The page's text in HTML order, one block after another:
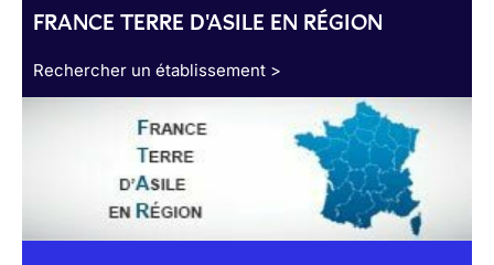
FRANCE TERRE D'ASILE EN RÉGION
Rechercher un établissement >